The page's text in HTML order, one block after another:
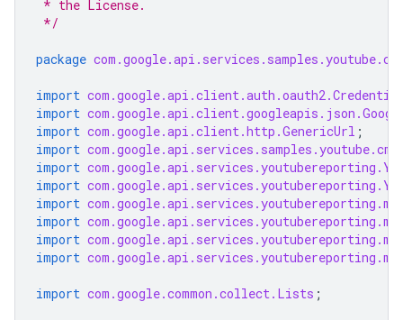
* the License.
*/
package
import
import
import com.google.api.client.http.GenericUrl ;
import
import
import
import
import
import
import
import com.google.common.collect.Lists ;